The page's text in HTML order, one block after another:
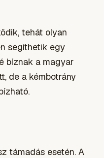
tehát olyan
segíthetik egy
bíznak a magyar
de a kémbotrány
.
támadás esetén. A